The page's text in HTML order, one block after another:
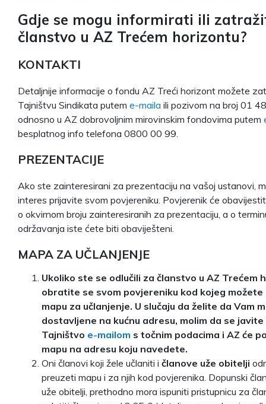
Gdje se mogu informirati ili
članstvo u AZ Trećem horizontu?
KONTAKTI
Detaljnije informacije o fondu AZ Treći horizont možete
Tajništvu Sindikata putem e-maila ili pozivom na broj 01
odnosno u AZ dobrovoljnim mirovinskim fondovima putem
besplatnog info telefona 0800 00 99.
PREZENTACIJE
Ako ste zainteresirani za prezentaciju na vašoj ustanovi,
interes prijavite svom povjereniku. Povjerenik će
o okvirnom broju zainteresiranih za prezentaciju, a o
održavanja iste ćete biti obaviješteni.
MAPA ZA UČLANJENJE
Ukoliko ste se odlučili za članstvo u AZ Trećem
obratite se svom povjereniku kod kojeg
mapu za učlanjenje. U slučaju da želite da Vam
dostavljene na kućnu adresu, molim da se javite
Tajništvo e-mailom s točnim podacima i AZ će
mapu na adresu koju navedete.
Oni članovi koji žele učlaniti i članove uže obitelji
preuzeti mapu i za njih kod povjerenika. Dopunski
uže obitelji, prethodno mora ispuniti pristupnicu za